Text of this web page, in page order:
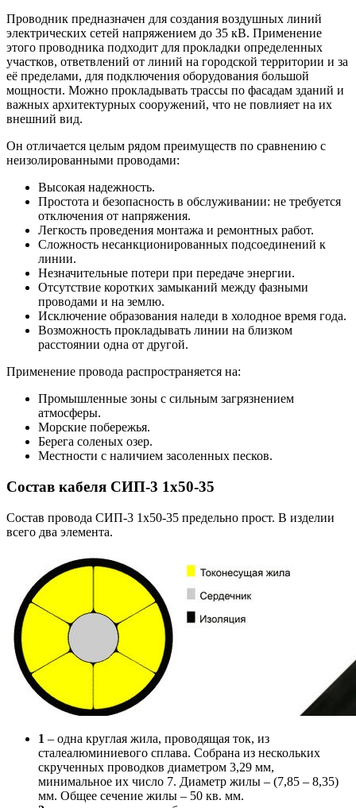
Проводник предназначен для создания воздушных линий
электрических сетей напряжением до 35 кВ. Применение
этого проводника подходит для прокладки определенных
участков, ответвлений от линий на городской территории и за
её пределами, для подключения оборудования большой
мощности. Можно прокладывать трассы по фасадам зданий и
важных архитектурных сооружений, что не повлияет на их
внешний вид.
Он отличается целым рядом преимуществ по сравнению с
неизолированными проводами:
Высокая надежность.
Простота и безопасность в обслуживании: не требуется
отключения от напряжения.
Легкость проведения монтажа и ремонтных работ.
Сложность несанкционированных подсоединений к
линии.
Незначительные потери при передаче энергии.
Отсутствие коротких замыканий между фазными
проводами и на землю.
Исключение образования наледи в холодное время года.
Возможность прокладывать линии на близком
расстоянии одна от другой.
Применение провода распространяется на:
Промышленные зоны с сильным загрязнением
атмосферы.
Морские побережья.
Берега соленых озер.
Местности с наличием засоленных песков.
Состав кабеля СИП-3 1х50-35
Состав провода СИП-3 1х50-35 предельно прост. В изделии
всего два элемента.
1 – одна круглая жила, проводящая ток, из
сталеалюминиевого сплава. Собрана из нескольких
скрученных проводков диаметром 3,29 мм,
минимальное их число 7. Диаметр жилы – (7,85 – 8,35)
мм. Общее сечение жилы – 50 кв. мм.